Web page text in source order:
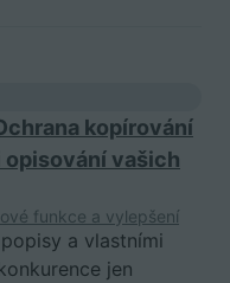
kopírování
vašich
funkce a vylepšení
a vlastními
jen